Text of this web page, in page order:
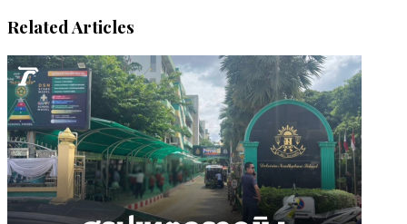
Related Articles